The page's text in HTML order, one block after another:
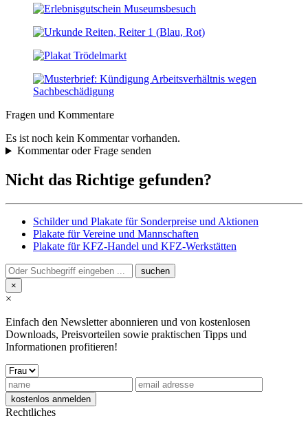
Fragen und Kommentare
Es ist noch kein Kommentar vorhanden.
Kommentar oder Frage senden
Nicht das Richtige gefunden?
Schilder und Plakate für Sonderpreise und Aktionen
Plakate für Vereine und Mannschaften
Plakate für KFZ-Handel und KFZ-Werkstätten
×
×
Einfach den Newsletter abonnieren und von kostenlosen
Downloads, Preisvorteilen sowie praktischen Tipps und
Informationen profitieren!
Rechtliches